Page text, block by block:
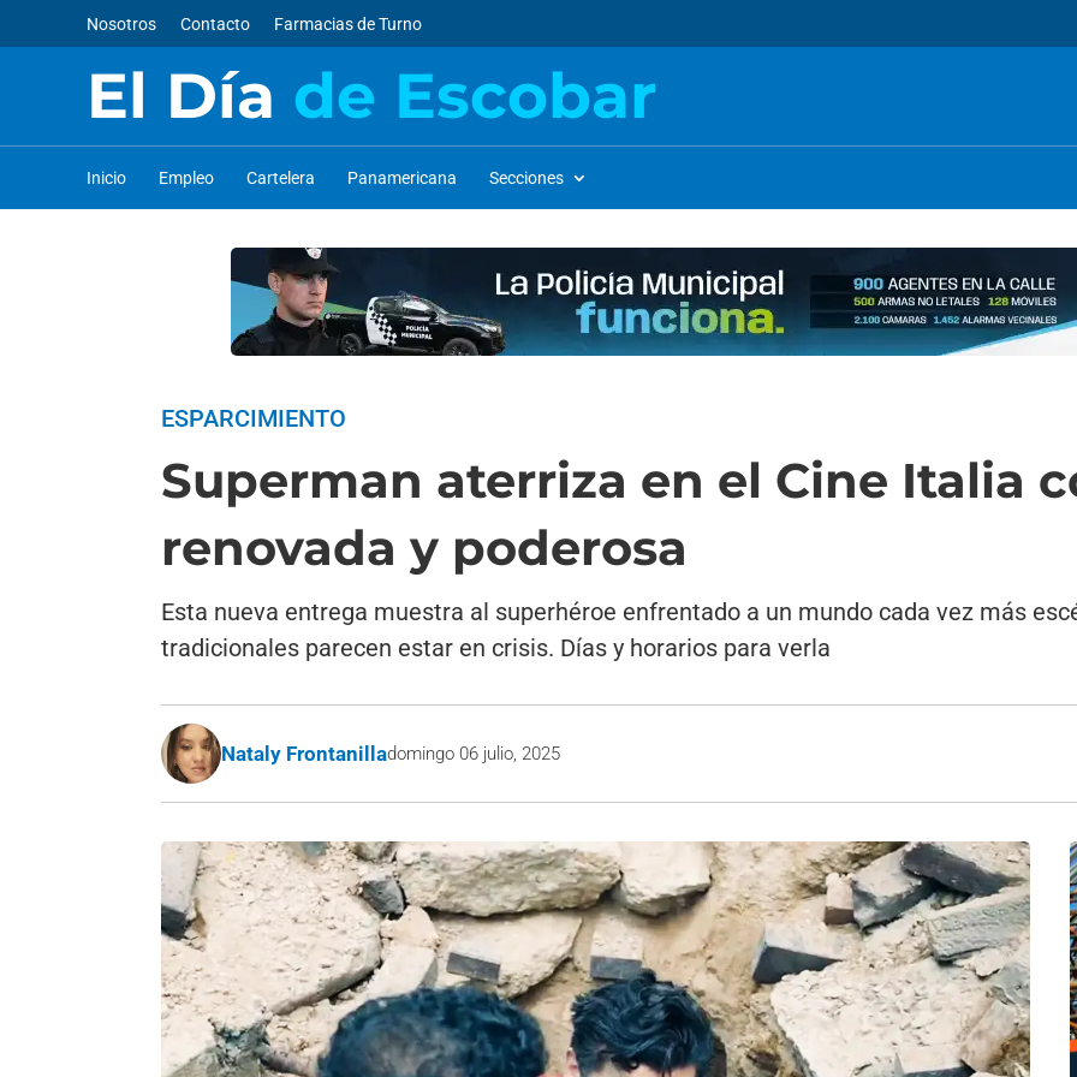
Nosotros Contacto Farmacias de Turno
El Día de Escobar
Inicio Empleo Cartelera Panamericana Secciones
ESPARCIMIENTO
Superman aterriza en el Cine Italia
renovada y poderosa
Esta nueva entrega muestra al superhéroe enfrentado a un mundo cada vez más
tradicionales parecen estar en crisis. Días y horarios para verla
Nataly Frontanilladomingo 06 julio, 2025